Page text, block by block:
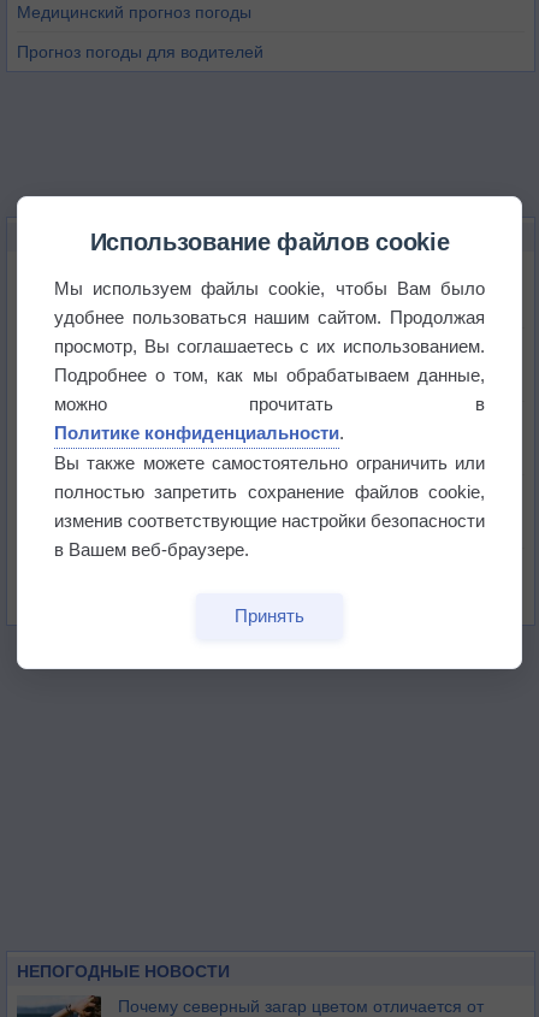
Медицинский прогноз погоды
Прогноз погоды для водителей
НОВОЕ О ПОГОДЕ
Приложение построит маршрут через тень
Атмосфера начала замерзать
В Приморье обнаружены морские волны тепла
Изменение климата повлияло на ареал обитания
НЕПОГОДНЫЕ НОВОСТИ
Почему северный загар цветом отличается от
Использование файлов cookie
Мы используем файлы cookie, чтобы Вам было
удобнее пользоваться нашим сайтом. Продолжая
просмотр, Вы соглашаетесь с их использованием.
Подробнее о том, как мы обрабатываем данные,
можно прочитать в
Политике конфиденциальности.
Вы также можете самостоятельно ограничить или
полностью запретить сохранение файлов cookie,
изменив соответствующие настройки безопасности
в Вашем веб-браузере.
Принять